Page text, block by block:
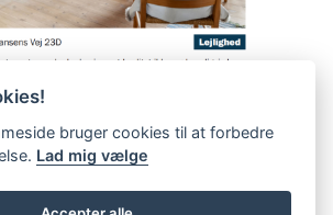
bruger cookies til at forbedre
Lad mig vælge